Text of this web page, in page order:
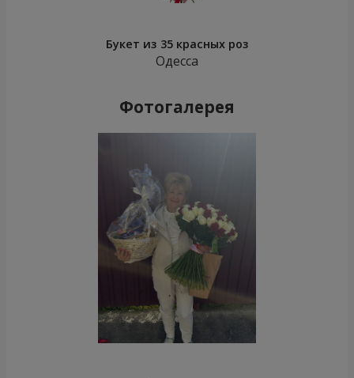
Букет из 35 красных роз
Одесса
Фотогалерея